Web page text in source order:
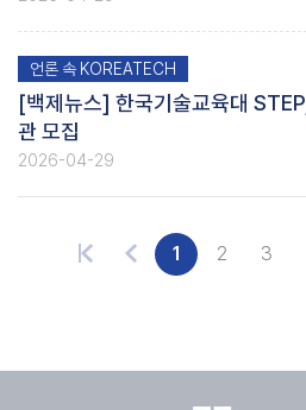
언론 속 KOREATECH
[백제뉴스] 한국기술교육대 STEP,
관 모집
2026-04-29
1 2 3